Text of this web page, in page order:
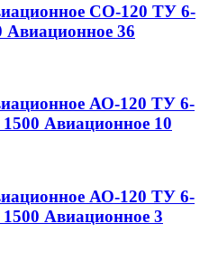
СО-120 ТУ 6-
Авиационное 36
АО-120 ТУ 6-
1500 Авиационное 10
АО-120 ТУ 6-
1500 Авиационное 3